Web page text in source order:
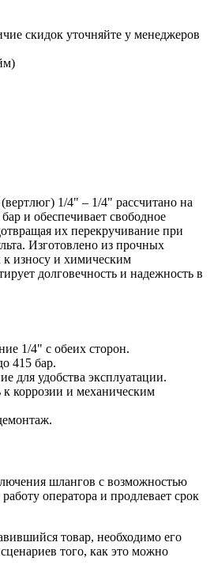
скидок уточняйте у менеджеров
1/4" – 1/4" рассчитано на
и обеспечивает свободное
их перекручивание при
Изготовлено из прочных
к износу и химическим
долговечность и надежность в
1/4" с обеих сторон.
415 бар.
для удобства эксплуатации.
к коррозии и механическим
шлангов с возможностью
оператора и продлевает срок
товар, необходимо его
сценариев того, как это можно